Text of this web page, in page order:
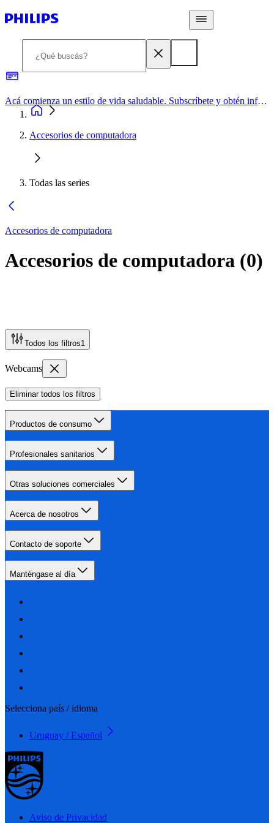
Acá comienza un estilo de vida saludable. Subscríbete y obtén información de primera mano
Accesorios de computadora
Todas las series
Accesorios de computadora
Accesorios de computadora (0)
Todos los filtros1
Webcams
Eliminar todos los filtros
Productos de consumo
Profesionales sanitarios
Otras soluciones comerciales
Acerca de nosotros
Contacto de soporte
Manténgase al día
Selecciona país / idioma
Uruguay / Español
Aviso de Privacidad